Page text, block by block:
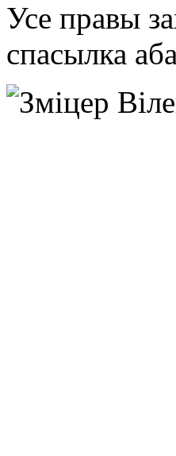
Усе правы
спасылка